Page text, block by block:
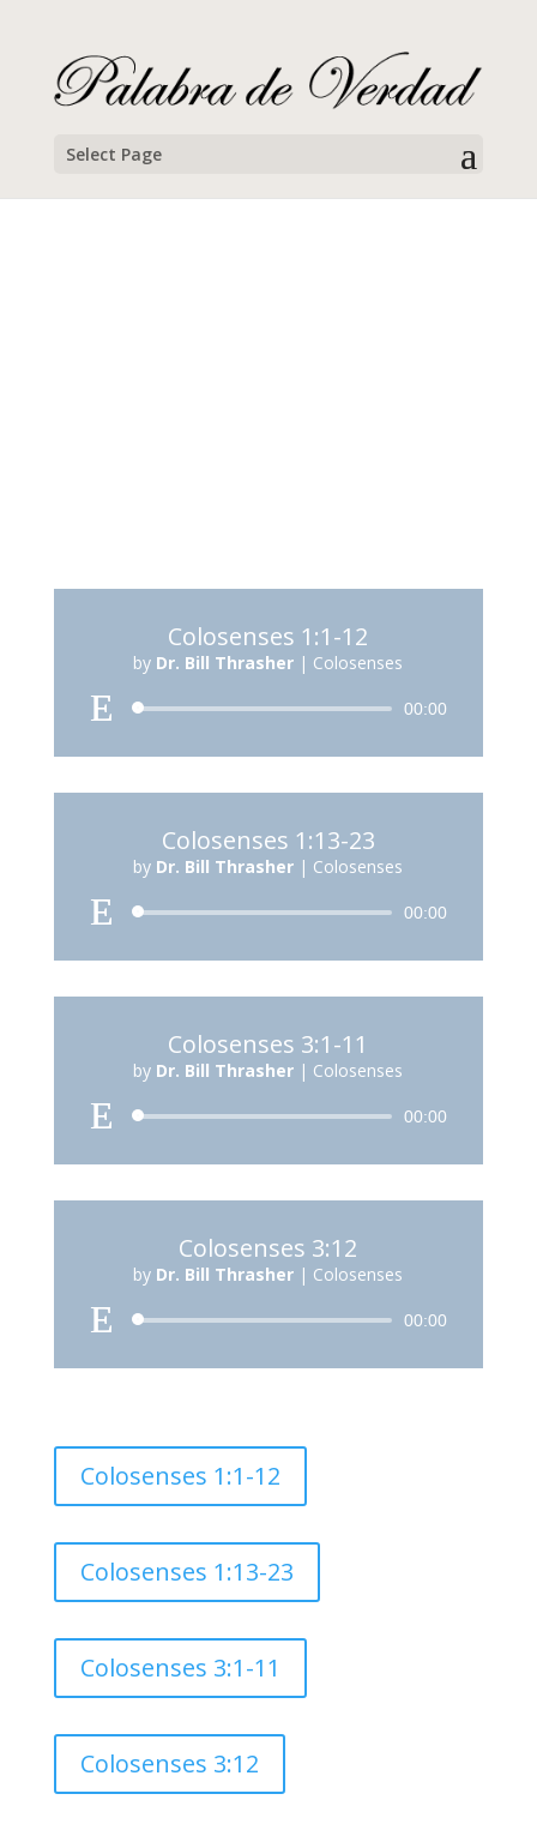
Select Page
Colosenses 1:1-12
by Dr. Bill Thrasher | Colosenses
Reproductor
audio
00:00
Colosenses 1:13-23
by Dr. Bill Thrasher | Colosenses
Reproductor
audio
00:00
Colosenses 3:1-11
by Dr. Bill Thrasher | Colosenses
Reproductor
audio
00:00
Colosenses 3:12
by Dr. Bill Thrasher | Colosenses
Reproductor
audio
00:00
Colosenses 1:1-12
Colosenses 1:13-23
Colosenses 3:1-11
Colosenses 3:12